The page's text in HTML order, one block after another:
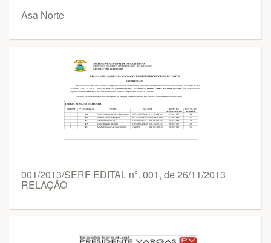
Asa Norte
001/2013/SERF EDITAL nº. 001, de 26/11/2013
RELAÇÃO